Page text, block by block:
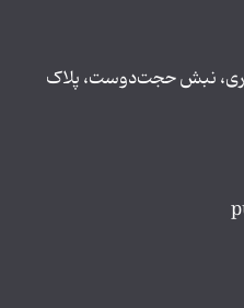
نبش حجت‌دوست، پلاک